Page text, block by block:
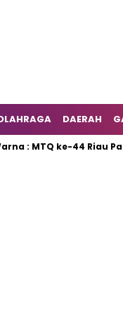
DAERAH
: MTQ ke-44 Riau